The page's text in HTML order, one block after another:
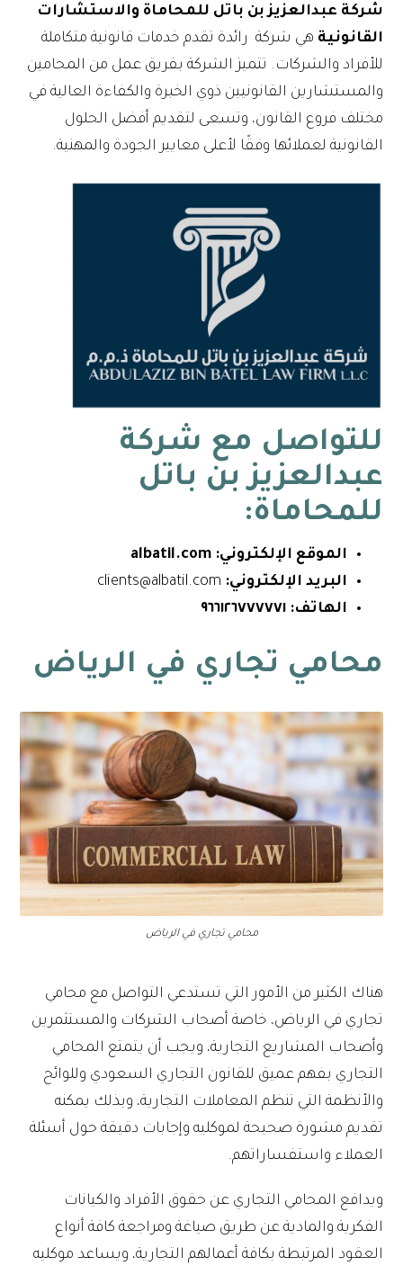
شركة عبدالعزيز بن باتل للمحاماة والاستشارات
القانونية هي شركة رائدة تقدم خدمات قانونية متكاملة
للأفراد والشركات. تتميز الشركة بفريق عمل من المحامين
والمستشارين القانونيين ذوي الخبرة والكفاءة العالية في
مختلف فروع القانون، وتسعى لتقديم أفضل الحلول
القانونية لعملائها وفقًا لأعلى معايير الجودة والمهنية.
للتواصل مع شركة
عبدالعزيز بن باتل
للمحاماة:
الموقع الإلكتروني: albatil.com
البريد الإلكتروني:
الهاتف: ٩٦٦١٢٦٧٧٧٧٧١
محامي تجاري في الرياض
محامي تجاري في الرياض
هناك الكثير من الأمور التي تستدعي التواصل مع محامي
تجاري في الرياض، خاصة أصحاب الشركات والمستثمرين
وأصحاب المشاريع التجارية، ويجب أن يتمتع المحامي
التجاري بفهم عميق للقانون التجاري السعودي وللوائح
والأنظمة التي تنظم المعاملات التجارية، وبذلك يمكنه
تقديم مشورة صحيحة لموكليه وإجابات دقيقة حول أسئلة
العملاء واستفساراتهم.
ويدافع المحامي التجاري عن حقوق الأفراد والكيانات
الفكرية والمادية عن طريق صياغة ومراجعة كافة أنواع
العقود المرتبطة بكافة أعمالهم التجارية، ويساعد موكليه